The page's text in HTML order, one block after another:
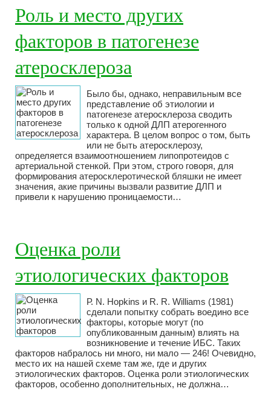
Роль и место других
факторов в патогенезе
атеросклероза
Было бы, однако, неправильным все
представление об этиологии и
патогенезе атеросклероза сводить
только к одной ДЛП атерогенного
характера. В целом вопрос о том, быть
или не быть атеросклерозу,
определяется взаимоотношением липопротеидов с
артериальной стенкой. При этом, строго говоря, для
формирования атеросклеротической бляшки не имеет
значения, акие причины вызвали развитие ДЛП и
привели к нарушению проницаемости…
Оценка роли
этиологических факторов
Р. N. Hopkins и R. R. Williams (1981)
сделали попытку собрать воедино все
факторы, которые могут (по
опубликованным данным) влиять на
возникновение и течение ИБС. Таких
факторов набралось ни много, ни мало — 246! Очевидно,
место их на нашей схеме там же, где и других
этиологических факторов. Оценка роли этиологических
факторов, особенно дополнительных, не должна…